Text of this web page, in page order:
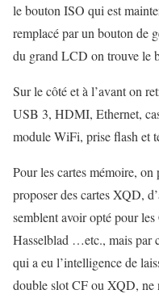
le bouton ISO qui est
remplacé par un bouton de
du grand LCD on trouve le
Sur le côté et à l’avant on
USB 3, HDMI, Ethernet,
module WiFi, prise flash et
Pour les cartes mémoire,
proposer des cartes XQD,
semblent avoir opté pour
Hasselblad …etc., mais par
qui a eu l’intelligence de
double slot CF ou XQD, ne